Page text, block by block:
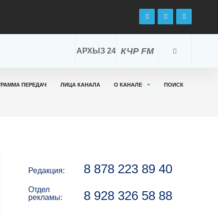
КЧР FM
АРХЫЗ 24
ПЕРЕДАЧ ЛИЦА КАНАЛА О КАНАЛЕ
ПОИСК
Редакция: 8 878 223 89 40
Отдел
рекламы:
8 928 326 58 88